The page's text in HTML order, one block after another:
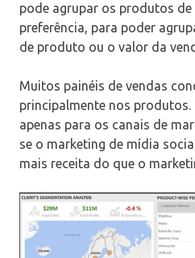
pode agrupar os produtos
preferência, para poder
de produto ou o valor da
Muitos painéis de vendas
principalmente nos
apenas para os canais de
se o marketing de mídia
mais receita do que o